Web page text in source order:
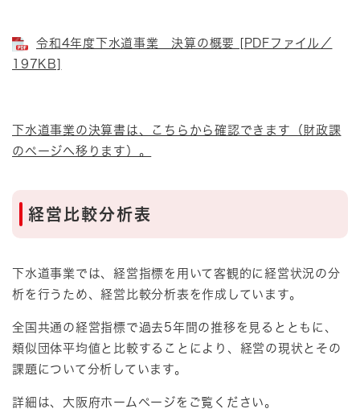
令和4年度下水道事業 決算の概要 [PDFファイル／
197KB]
下水道事業の決算書は、こちらから確認できます（財政課
のページへ移ります）。
経営比較分析表
下水道事業では、経営指標を用いて客観的に経営状況の分
析を行うため、経営比較分析表を作成しています。
全国共通の経営指標で過去5年間の推移を見るとともに、
類似団体平均値と比較することにより、経営の現状とその
課題について分析しています。
詳細は、大阪府ホームページをご覧ください。